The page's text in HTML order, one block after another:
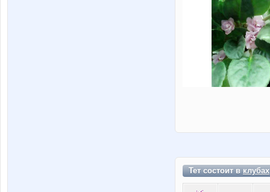
Тет состоит вклубах